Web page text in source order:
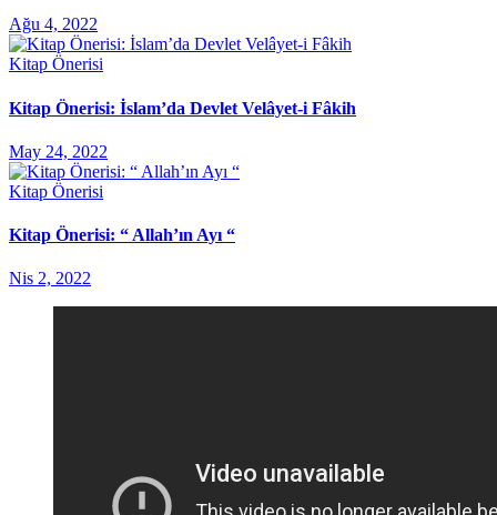
Ağu 4, 2022
Kitap Önerisi
Kitap Önerisi: İslam’da Devlet Velâyet-i Fâkih
May 24, 2022
Kitap Önerisi
Kitap Önerisi: “ Allah’ın Ayı “
Nis 2, 2022